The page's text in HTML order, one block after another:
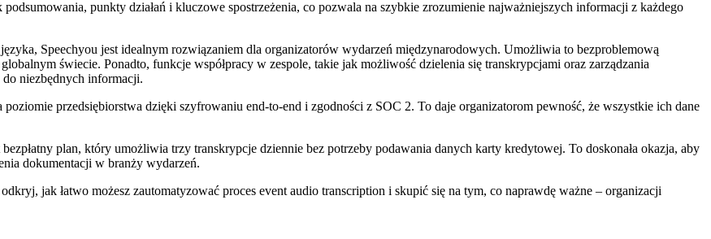
punkty działań i kluczowe spostrzeżenia, co pozwala na szybkie zrozumienie najważniejszych informacji z każdego
Speechyou jest idealnym rozwiązaniem dla organizatorów wydarzeń międzynarodowych. Umożliwia to bezproblemową
świecie. Ponadto, funkcje współpracy w zespole, takie jak możliwość dzielenia się transkrypcjami oraz zarządzania
do niezbędnych informacji.
przedsiębiorstwa dzięki szyfrowaniu end-to-end i zgodności z SOC 2. To daje organizatorom pewność, że wszystkie ich dane
plan, który umożliwia trzy transkrypcje dziennie bez potrzeby podawania danych karty kredytowej. To doskonała okazja, aby
dokumentacji w branży wydarzeń.
jak łatwo możesz zautomatyzować proces event audio transcription i skupić się na tym, co naprawdę ważne – organizacji